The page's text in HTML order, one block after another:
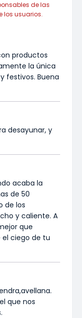
de las
los usuarios.
productos
la única
festivos. Buena
desayunar, y
acaba la
de 50
de los
y caliente. A
que
ciego de tu
que nos